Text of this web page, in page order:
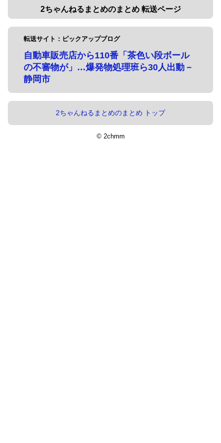
2ちゃんねるまとめのまとめ 転送ページ
転送サイト：ピックアップブログ
自動車販売店から110番「茶色い段ボール
の不審物が」…爆発物処理班ら30人出動－
静岡市
2ちゃんねるまとめのまとめ トップ
© 2chmm